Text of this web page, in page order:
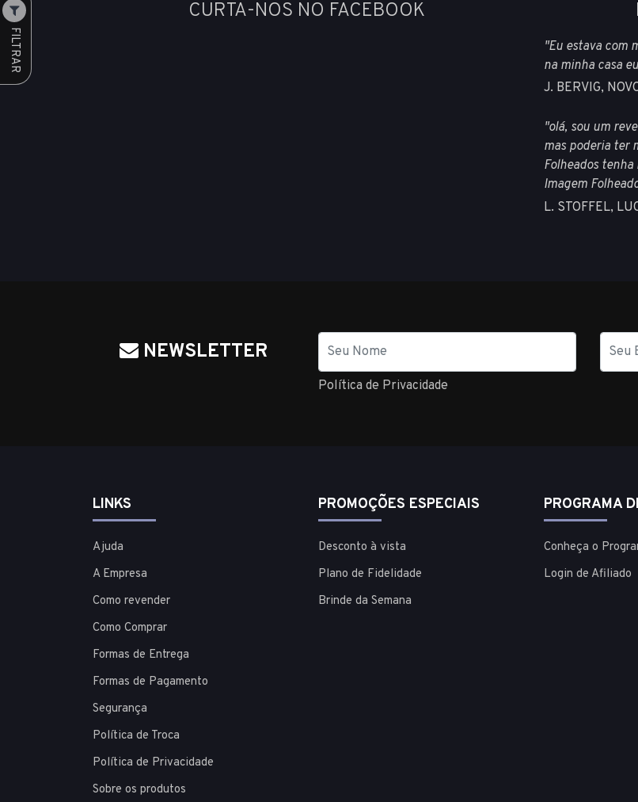
FILTRAR
CURTA-NOS NO FACEBOOK
"Eu estava com
na minha casa
J. BERVIG,
"olá, sou um
mas poderia ter
Folheados
Imagem
L. STOFFEL,
NEWSLETTER
mail
Política de Privacidade
LINKS
Ajuda
A Empresa
Como revender
Como Comprar
Formas de Entrega
Formas de Pagamento
Segurança
Política de Troca
Política de Privacidade
Sobre os produtos
PROMOÇÕES ESPECIAIS
Desconto à vista
Plano de Fidelidade
Brinde da Semana
PROGRAMA
Conheça o
Login de Afiliado